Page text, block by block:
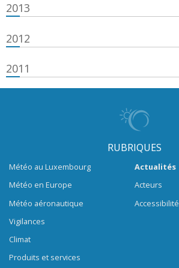
2013
2012
2011
RUBRIQUES
Météo au Luxembourg
Météo en Europe
Météo aéronautique
Vigilances
Climat
Produits et services
Actualités
Acteurs
Accessibilité